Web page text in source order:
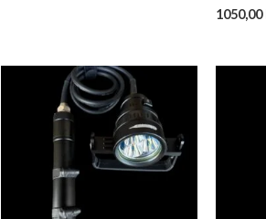
1050,00